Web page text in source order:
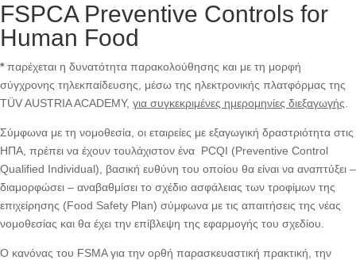
FSPCA Preventive Controls for
Human Food
*παρέχεται η δυνατότητα παρακολούθησης και με τη μορφή
σύγχρονης τηλεκπαίδευσης, μέσω της ηλεκτρονικής πλατφόρμας της
TÜV AUSTRIA ACADEMY, για συγκεκριμένες ημερομηνίες διεξαγωγής
Σύμφωνα με τη νομοθεσία, οι εταιρείες με εξαγωγική δραστριότητα στις
ΗΠΑ, πρέπει να έχουν τουλάχιστον ένα PCQI (Preventive Control
Qualified Individual), βασική ευθύνη του οποίου θα είναι να αναπτύξει –
διαμορφώσει – αναβαθμίσει το σχέδιο ασφάλειας των τροφίμων της
επιχείρησης (Food Safety Plan) σύμφωνα με τις απαιτήσεις της νέας
νομοθεσίας και θα έχει την επίβλεψη της εφαρμογής του σχεδίου.
Ο κανόνας του FSMA για την ορθή παρασκευαστική πρακτική, την